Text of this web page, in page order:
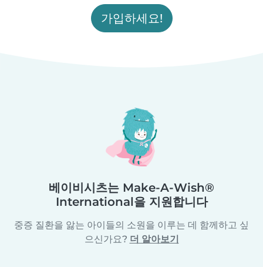
가입하세요!
베이비시츠는 Make-A-Wish®
International을 지원합니다
중증 질환을 앓는 아이들의 소원을 이루는 데 함께하고 싶
으신가요? 더 알아보기